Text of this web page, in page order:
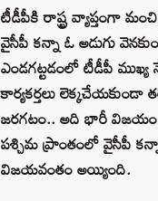
టీడీపీకి రాష్ట్ర వ్యాప్తంగా
వైసీపీ కన్నా ఓ అడుగు
ఎండగట్టడంలో టీడీపీ ముఖ్య
కార్యకర్తలు
జరగటం.. అది భారీ విజయం
పశ్చిమ ప్రాంతంలో వైసీపీ
విజయవంతం అయ్యింది.